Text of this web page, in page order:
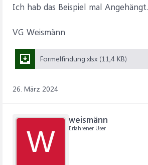
Ich hab das Beispiel mal Angehängt.
VG Weismänn
Formelfindung.xlsx (11,4 KB)
26. März 2024
W
weismänn
Erfahrener User